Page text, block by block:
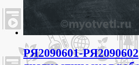
РЯ2090601-РЯ2090602